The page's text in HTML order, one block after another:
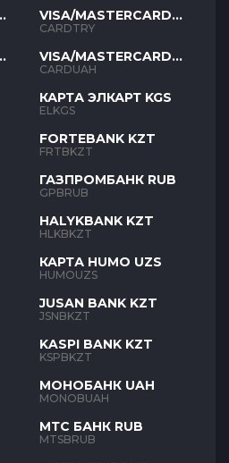
VISA/MASTERCARD
TYR
CARDTRY
VISA/MASTERCARD
UAH
CARDUAH
КАРТА ЭЛКАРТ KGS
ELKGS
FORTEBANK KZT
FRTBKZT
ГАЗПРОМБАНК RUB
GPBRUB
HALYKBANK KZT
HLKBKZT
КАРТА HUMO UZS
HUMOUZS
JUSAN BANK KZT
JSNBKZT
KASPI BANK KZT
KSPBKZT
МОНОБАНК UAH
MONOBUAH
МТС БАНК RUB
MTSBRUB